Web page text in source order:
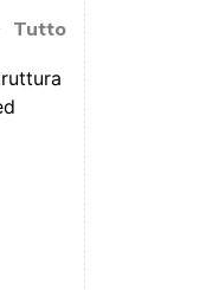
Tutto